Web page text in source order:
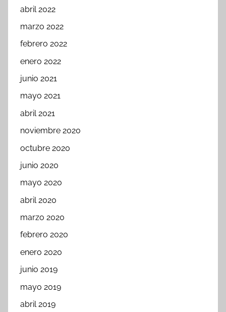
abril 2022
marzo 2022
febrero 2022
enero 2022
junio 2021
mayo 2021
abril 2021
noviembre 2020
octubre 2020
junio 2020
mayo 2020
abril 2020
marzo 2020
febrero 2020
enero 2020
junio 2019
mayo 2019
abril 2019